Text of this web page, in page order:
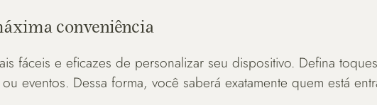
conveniência
fáceis e eficazes de personalizar seu dispositivo. Defina
eventos. Dessa forma, você saberá exatamente quem está